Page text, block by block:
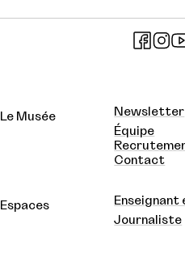
Le Musée
Newsletter
Équipe
Contact
Espaces
Journaliste